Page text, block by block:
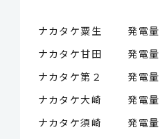
ナカタケ粟生 発電量
ナカタケ甘田 発電量
ナカタケ第２ 発電量
ナカタケ大崎 発電量
ナカタケ須崎 発電量